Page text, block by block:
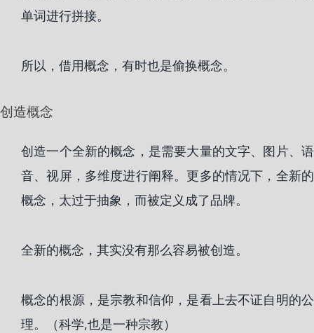
单词进行拼接。
所以，借用概念，有时也是偷换概念。
创造概念
创造一个全新的概念，是需要大量的文字、图片、语
音、视屏，多维度进行阐释。更多的情况下，全新的
概念，太过于抽象，而被定义成了品牌。
全新的概念，其实没有那么容易被创造。
概念的根源，是宗教和信仰，是看上去不证自明的公
理。（科学,也是一种宗教）